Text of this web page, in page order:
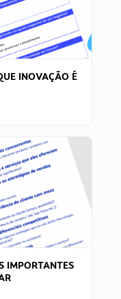
INOVAÇÃO É
IMPORTANTES